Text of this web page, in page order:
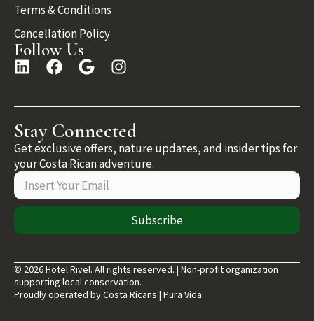
Terms & Conditions
Cancellation Policy
Follow Us
Stay Connected
Get exclusive offers, nature updates, and insider tips for
your Costa Rican adventure.
Subscribe
© 2026 Hotel Rivel. All rights reserved. | Non-profit organization
supporting local conservation.
Proudly operated by Costa Ricans | Pura Vida